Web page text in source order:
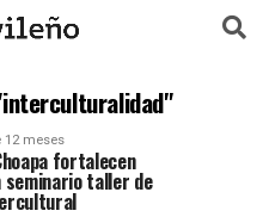
12 meses
fortalecen
seminario taller de